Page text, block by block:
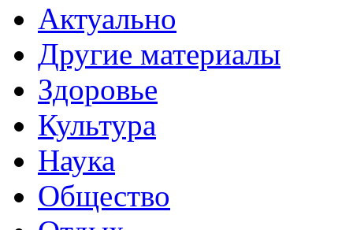
Актуально
Другие материалы
Здоровье
Культура
Наука
Общество